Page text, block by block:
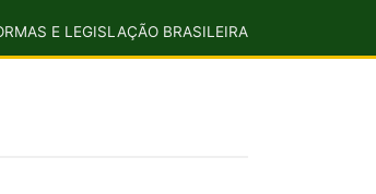
E LEGISLAÇÃO BRASILEIRA